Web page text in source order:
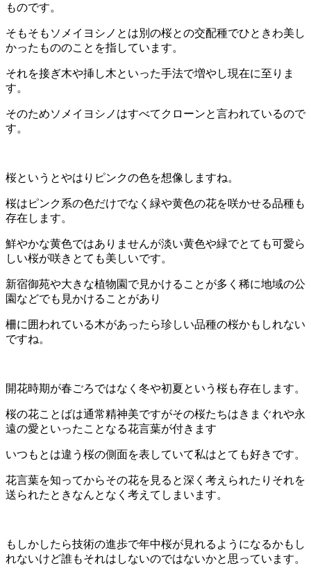
ものです。
そもそもソメイヨシノとは別の桜との交配種でひときわ美し
かったもののことを指しています。
それを接ぎ木や挿し木といった手法で増やし現在に至りま
す。
そのためソメイヨシノはすべてクローンと言われているので
す。
桜というとやはりピンクの色を想像しますね。
桜はピンク系の色だけでなく緑や黄色の花を咲かせる品種も
存在します。
鮮やかな黄色ではありませんが淡い黄色や緑でとても可愛ら
しい桜が咲きとても美しいです。
新宿御苑や大きな植物園で見かけることが多く稀に地域の公
園などでも見かけることがあり
柵に囲われている木があったら珍しい品種の桜かもしれない
ですね。
開花時期が春ごろではなく冬や初夏という桜も存在します。
桜の花ことばは通常精神美ですがその桜たちはきまぐれや永
遠の愛といったことなる花言葉が付きます
いつもとは違う桜の側面を表していて私はとても好きです。
花言葉を知ってからその花を見ると深く考えられたりそれを
送られたときなんとなく考えてしまいます。
もしかしたら技術の進歩で年中桜が見れるようになるかもし
れないけど誰もそれはしないのではないかと思っています。